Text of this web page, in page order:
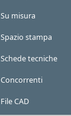
Su misura
Spazio stampa
Schede tecniche
Concorrenti
File CAD